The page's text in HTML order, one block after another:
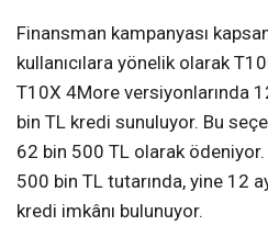
Finansman kampanyası
kullanıcılara yönelik olarak
T10X 4More versiyonlarında
bin TL kredi sunuluyor. Bu
62 bin 500 TL olarak
500 bin TL tutarında, yine 12
kredi imkânı bulunuyor.